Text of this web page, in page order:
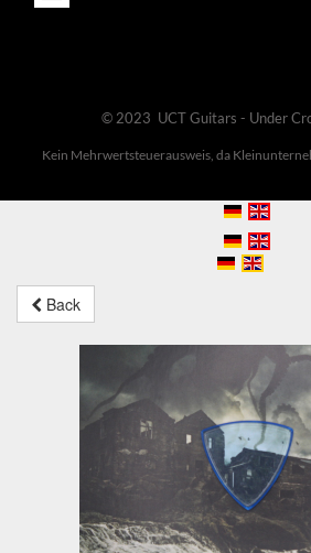
© 2023 UCT Guitars - Under
Kein Mehrwertsteuerausweis, da
Back